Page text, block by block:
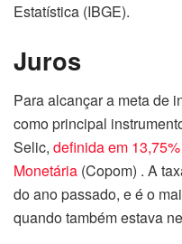
Estatística (IBGE).
Juros
Para alcançar a meta de
como principal
Selic, definida em
Monetária (Copom) . A
do ano passado, e é o
quando também estava